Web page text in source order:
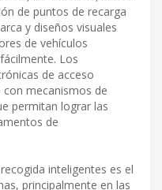
de puntos de recarga
y diseños visuales
de vehículos
Los
de acceso
mecanismos de
permitan lograr las
de
inteligentes es el
principalmente en las